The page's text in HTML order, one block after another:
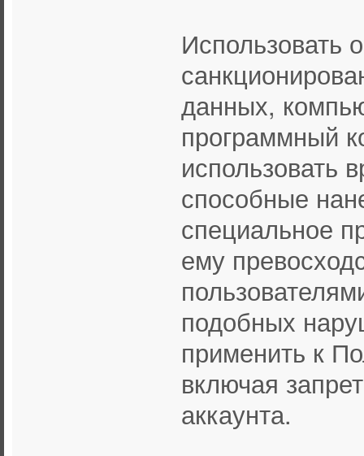
Использовать
данных,
программный
использовать
способные
специальное
ему
подобных
применить к
включая
аккаунта.